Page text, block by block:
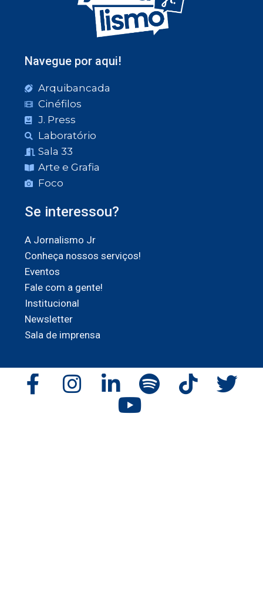
Navegue por aqui!
Arquibancada
Cinéfilos
J. Press
Laboratório
Sala 33
Arte e Grafia
Foco
Se interessou?
A Jornalismo Jr
Conheça nossos serviços!
Eventos
Fale com a gente!
Institucional
Newsletter
Sala de imprensa